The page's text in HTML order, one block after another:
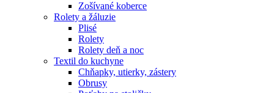
Zošívané koberce
Rolety a žáluzie
Plisé
Rolety
Rolety deň a noc
Textil do kuchyne
Chňapky, utierky, zástery
Obrusy